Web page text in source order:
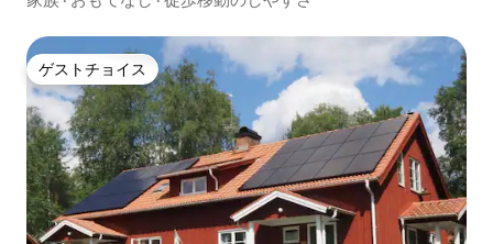
ゲストチョイス
ゲストチョイス